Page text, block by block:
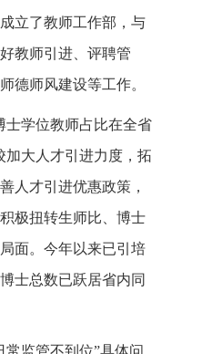
立了教师工作部，与
教师引进、评聘管
德师风建设等工作。
士学位教师占比在全省
加大人才引进力度，拓
人才引进优惠政策，
极扭转生师比、博士
面。今年以来已引培
士总数已跃居省内同
常监管不到位”具体问